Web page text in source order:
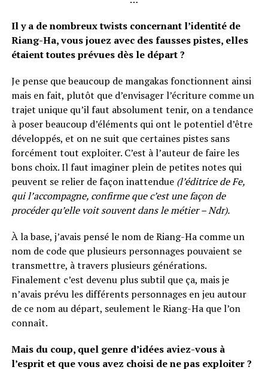
Il y a de nombreux twists concernant l’identité de
Riang-Ha, vous jouez avec des fausses pistes, elles
étaient toutes prévues dès le départ ?
Je pense que beaucoup de mangakas fonctionnent ainsi
mais en fait, plutôt que d’envisager l’écriture comme un
trajet unique qu’il faut absolument tenir, on a tendance
à poser beaucoup d’éléments qui ont le potentiel d’être
développés, et on ne suit que certaines pistes sans
forcément tout exploiter. C’est à l’auteur de faire les
bons choix. Il faut imaginer plein de petites notes qui
peuvent se relier de façon inattendue (l’éditrice de Fe,
qui l’accompagne, confirme que c’est une façon de
procéder qu’elle voit souvent dans le métier – Ndr).
À la base, j’avais pensé le nom de Riang-Ha comme un
nom de code que plusieurs personnages pouvaient se
transmettre, à travers plusieurs générations.
Finalement c’est devenu plus subtil que ça, mais je
n’avais prévu les différents personnages en jeu autour
de ce nom au départ, seulement le Riang-Ha que l’on
connaît.
Mais du coup, quel genre d’idées aviez-vous à
l’esprit et que vous avez choisi de ne pas exploiter ?